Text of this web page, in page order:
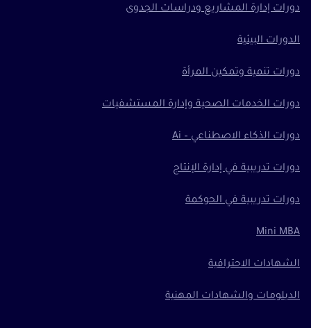
دورات إدارة المشاريع ودراسات الجدوى
الدورات البيئية
دورات تنمية وتمكين المرأة
دورات الخدمات الصحية وإدارة المستشفيات
دورات الذكاء الاصطناعي – Ai
دورات تدريبية في إدارة الإنتاج
دورات تدريبية في الحوكمة
Mini MBA
الشهادات الاحترافية
الدبلومات والشهادات المهنية